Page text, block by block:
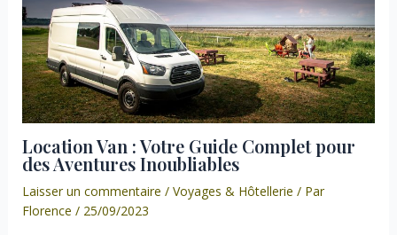
Location Van : Votre Guide Complet pour
des Aventures Inoubliables
Laisser un commentaire / Voyages & Hôtellerie / Par
Florence / 25/09/2023